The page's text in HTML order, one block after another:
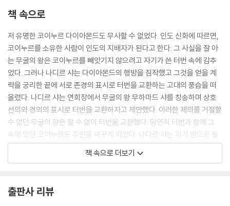
책 속으로
저 유명한 코이누르 다이아몬드도 무사할 수 없었다. 인도 신화에 따르면,
코이누르를 소유한 사람이 인도의 지배자가 된다고 한다. 그 사실을 잘 아
는 무굴의 왕은 코이누르를 빼앗기지 않으려고 자기가 쓴 터번 속에 감추
었다. 그러나 나디르 샤는 다이아몬드의 행방을 짐작했고 그것을 얻을 계
략을 궁리한 끝에 서로 존경의 표시로 터번을 교환하는 고대의 풍습을 떠
올렸다. 나디르 샤는 연회장에서 무굴의 왕 무하마드 샤를 칭송하며 상호
선의와 경의의 표시로 터번을 교환하자고 제안했다. 이러한 제의를 거절할
수 없던 무굴의 왕은 할 수 없이 터번을 교환했다. 당연히 터번과 함께 그
속에 있던 코이누르도 주인을 바꾸게 되었다. 나디르 샤는 자기 방으로 돌
아와 교환한 무하마드 샤의 터번을 풀었다. 그 속에서 커다란 다이아몬드
가 굴러 나왔다. "오, 훌륭한 빛의 산이여!" 다이아몬드를 본 나디르 샤는
--- p.103
책 속으로 더보기
출판사 리뷰